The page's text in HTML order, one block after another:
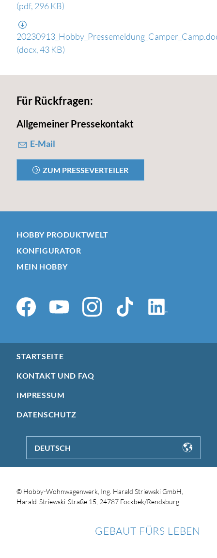
(pdf, 296 KB)
(docx, 43 KB)
Für Rückfragen:
Allgemeiner Pressekontakt
E-Mail
ZUM PRESSEVERTEILER
HOBBY PRODUKTWELT
KONFIGURATOR
MEIN HOBBY
STARTSEITE
KONTAKT UND FAQ
IMPRESSUM
DATENSCHUTZ
DEUTSCH
© Hobby-Wohnwagenwerk, Ing. Harald Striewski GmbH,
Harald-Striewski-Straße 15, 24787 Fockbek/Rendsburg
GEBAUT FÜRS LEBEN